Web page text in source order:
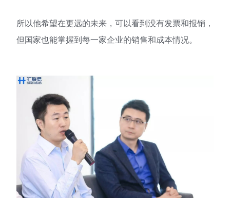
所以他希望在更远的未来，可以看到没有发票和报销，
但国家也能掌握到每一家企业的销售和成本情况。